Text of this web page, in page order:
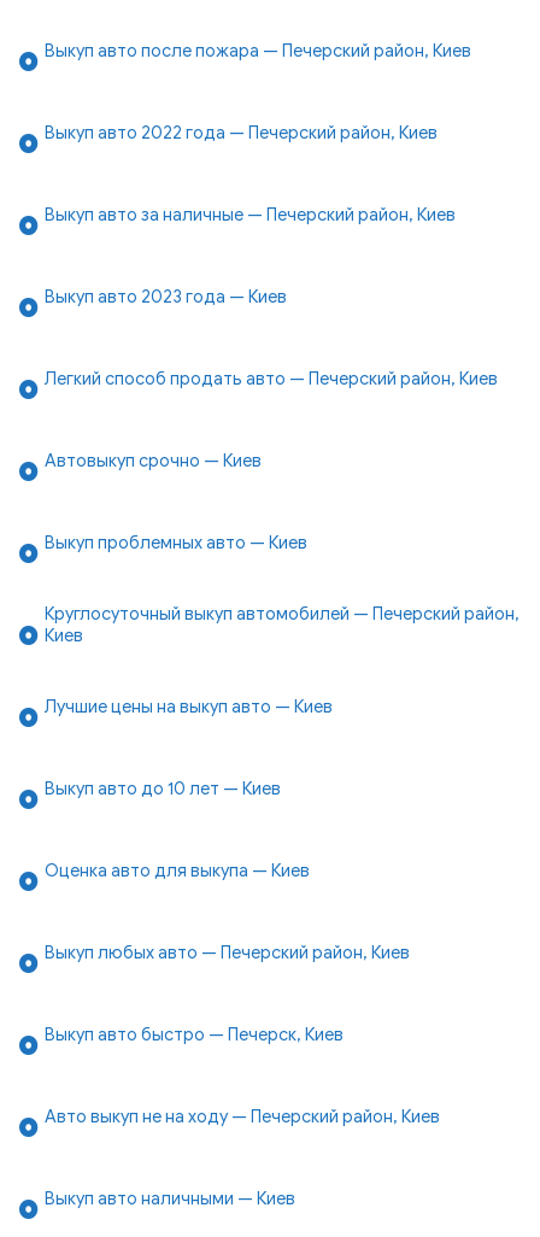
Выкуп авто после пожара — Печерский район, Киев
Выкуп авто 2022 года — Печерский район, Киев
Выкуп авто за наличные — Печерский район, Киев
Выкуп авто 2023 года — Киев
Легкий способ продать авто — Печерский район, Киев
Автовыкуп срочно — Киев
Выкуп проблемных авто — Киев
Круглосуточный выкуп автомобилей — Печерский район,
Киев
Лучшие цены на выкуп авто — Киев
Выкуп авто до 10 лет — Киев
Оценка авто для выкупа — Киев
Выкуп любых авто — Печерский район, Киев
Выкуп авто быстро — Печерск, Киев
Авто выкуп не на ходу — Печерский район, Киев
Выкуп авто наличными — Киев